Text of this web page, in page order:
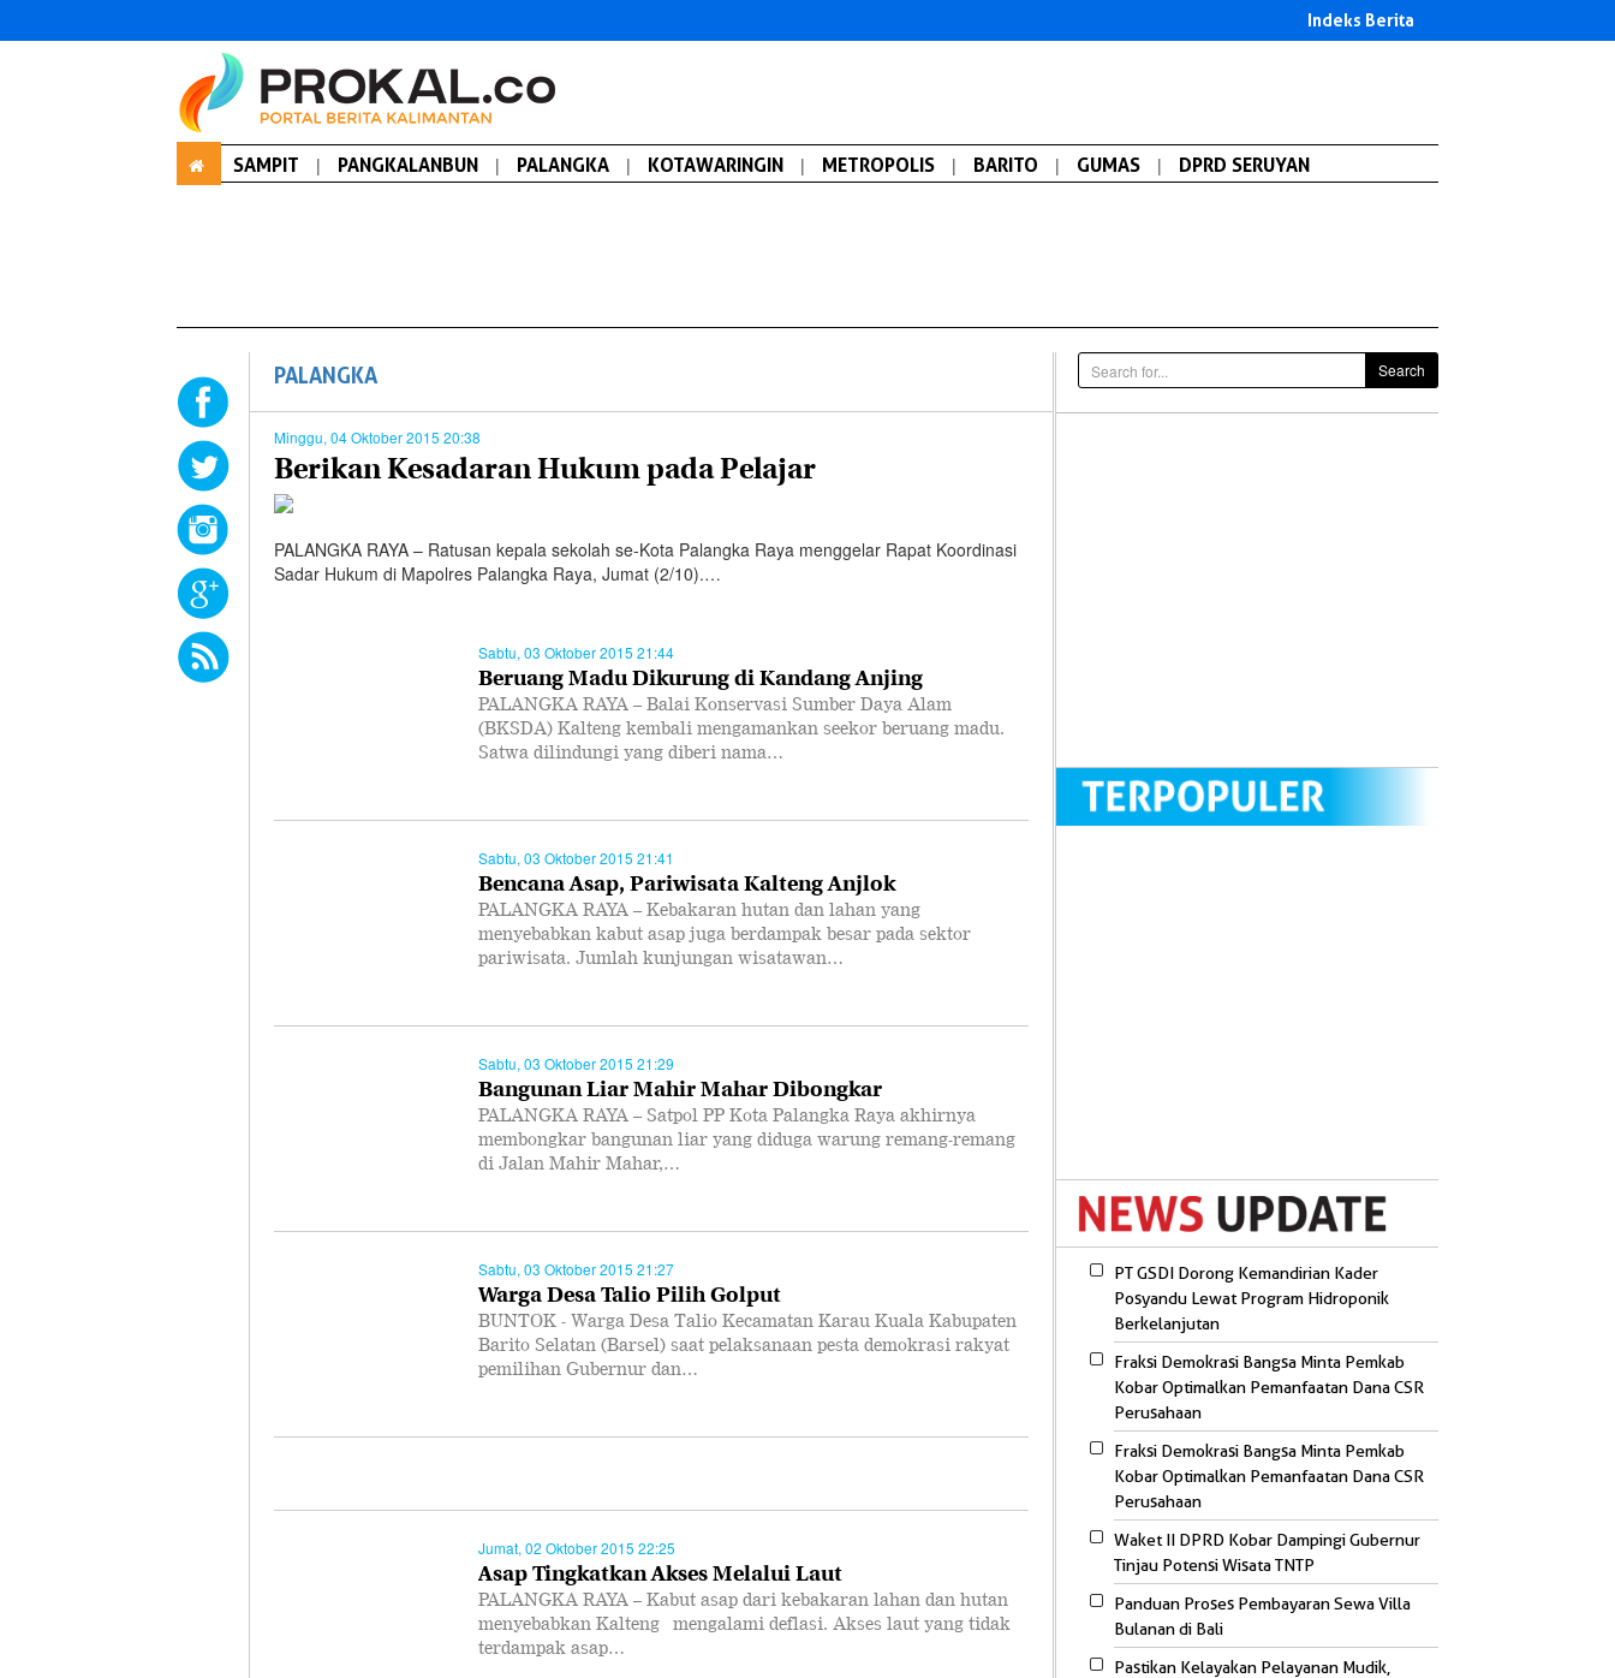
Indeks Berita
SAMPIT | PANGKALANBUN | PALANGKA | KOTAWARINGIN | METROPOLIS | BARITO | GUMAS | DPRD SERUYAN
PALANGKA
Minggu, 04 Oktober 2015 20:38
Berikan Kesadaran Hukum pada Pelajar
PALANGKA RAYA – Ratusan kepala sekolah se-Kota Palangka Raya menggelar Rapat Koordinasi
Sadar Hukum di Mapolres Palangka Raya, Jumat (2/10).…
Sabtu, 03 Oktober 2015 21:44
Beruang Madu Dikurung di Kandang Anjing
PALANGKA RAYA – Balai Konservasi Sumber Daya Alam
(BKSDA) Kalteng kembali mengamankan seekor beruang madu.
Satwa dilindungi yang diberi nama…
Sabtu, 03 Oktober 2015 21:41
Bencana Asap, Pariwisata Kalteng Anjlok
PALANGKA RAYA – Kebakaran hutan dan lahan yang
menyebabkan kabut asap juga berdampak besar pada sektor
pariwisata. Jumlah kunjungan wisatawan…
Sabtu, 03 Oktober 2015 21:29
Bangunan Liar Mahir Mahar Dibongkar
PALANGKA RAYA – Satpol PP Kota Palangka Raya akhirnya
membongkar bangunan liar yang diduga warung remang-remang
di Jalan Mahir Mahar,…
Sabtu, 03 Oktober 2015 21:27
Warga Desa Talio Pilih Golput
BUNTOK - Warga Desa Talio Kecamatan Karau Kuala Kabupaten
Barito Selatan (Barsel) saat pelaksanaan pesta demokrasi rakyat
pemilihan Gubernur dan…
Jumat, 02 Oktober 2015 22:25
Asap Tingkatkan Akses Melalui Laut
PALANGKA RAYA – Kabut asap dari kebakaran lahan dan hutan
menyebabkan Kalteng mengalami deflasi. Akses laut yang tidak
terdampak asap…
Search
PT GSDI Dorong Kemandirian Kader
Posyandu Lewat Program Hidroponik
Berkelanjutan
Fraksi Demokrasi Bangsa Minta Pemkab
Kobar Optimalkan Pemanfaatan Dana CSR
Perusahaan
Fraksi Demokrasi Bangsa Minta Pemkab
Kobar Optimalkan Pemanfaatan Dana CSR
Perusahaan
Waket II DPRD Kobar Dampingi Gubernur
Tinjau Potensi Wisata TNTP
Panduan Proses Pembayaran Sewa Villa
Bulanan di Bali
Pastikan Kelayakan Pelayanan Mudik,